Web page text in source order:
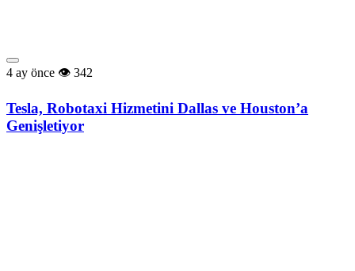
4 ay önce 342
Tesla, Robotaxi Hizmetini Dallas ve Houston’a
Genişletiyor